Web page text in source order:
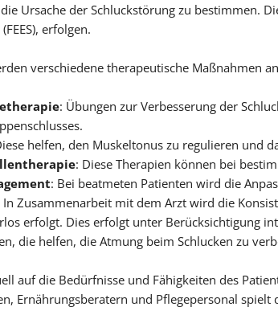
Ursache der Schluckstörung zu bestimmen.
erfolgen.
verschiedene therapeutische Maßnahmen
: Übungen zur Verbesserung der
helfen, den Muskeltonus zu regulieren und
: Diese Therapien können bei
: Bei beatmeten Patienten wird die
In Zusammenarbeit mit dem Arzt wird die
erfolgt. Dies erfolgt unter Berücksichtigung
die helfen, die Atmung beim Schlucken zu
auf die Bedürfnisse und Fähigkeiten des
Ernährungsberatern und Pflegepersonal